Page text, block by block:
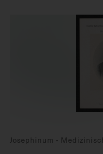
Josephinum -